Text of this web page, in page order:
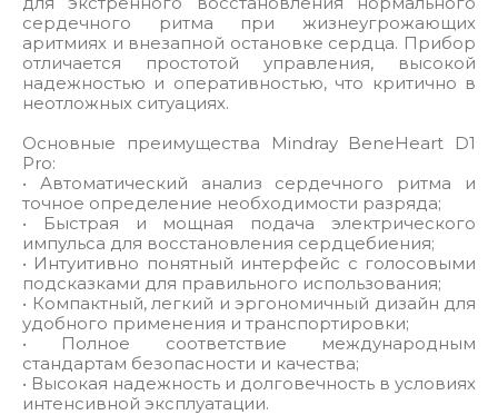
сердечного ритма при жизнеугрожающих
аритмиях и внезапной остановке сердца. Прибор
отличается простотой управления, высокой
надежностью и оперативностью, что критично в
неотложных ситуациях.
Основные преимущества Mindray BeneHeart D1
Pro:
• Автоматический анализ сердечного ритма и
точное определение необходимости разряда;
• Быстрая и мощная подача электрического
импульса для восстановления сердцебиения;
• Интуитивно понятный интерфейс с голосовыми
подсказками для правильного использования;
• Компактный, легкий и эргономичный дизайн для
удобного применения и транспортировки;
• Полное соответствие международным
стандартам безопасности и качества;
• Высокая надежность и долговечность в условиях
интенсивной эксплуатации.